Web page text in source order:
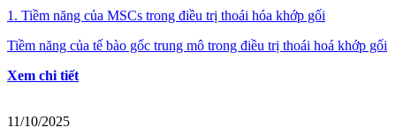
1. Tiềm năng của MSCs trong điều trị thoái hóa khớp gối
Tiềm năng của tế bào gốc trung mô trong điều trị thoái hoá khớp gối
Xem chi tiết
11/10/2025